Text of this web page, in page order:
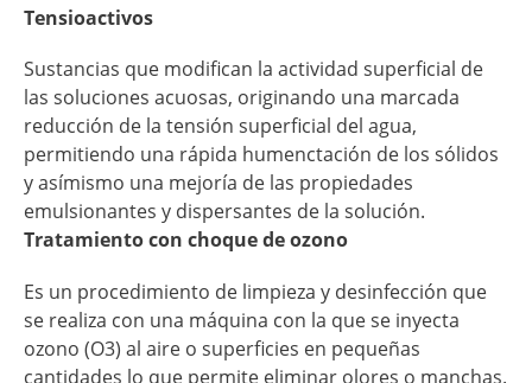
Tensioactivos
Sustancias que modifican la actividad superficial de
las soluciones acuosas, originando una marcada
reducción de la tensión superficial del agua,
permitiendo una rápida humenctación de los sólidos
y asímismo una mejoría de las propiedades
emulsionantes y dispersantes de la solución.
Tratamiento con choque de ozono
Es un procedimiento de limpieza y desinfección que
se realiza con una máquina con la que se inyecta
ozono (O3) al aire o superficies en pequeñas
cantidades lo que permite eliminar olores o manchas.